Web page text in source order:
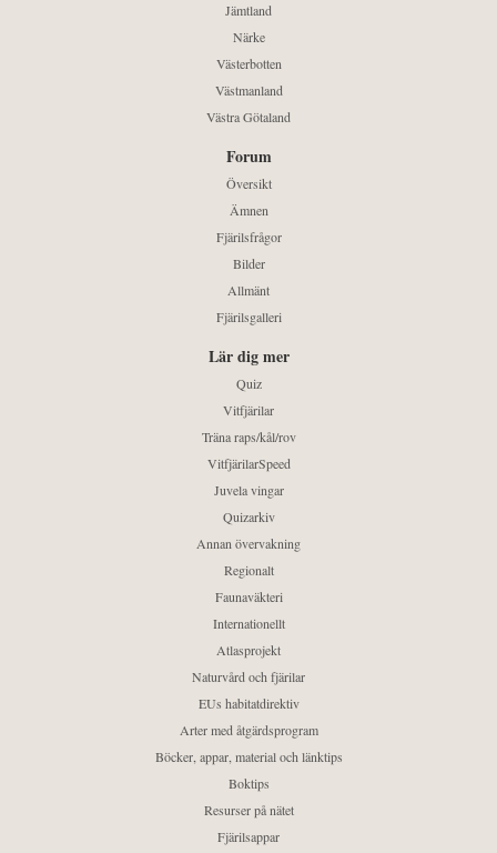
Jämtland
Närke
Västerbotten
Västmanland
Västra Götaland
Forum
Översikt
Ämnen
Fjärilsfrågor
Bilder
Allmänt
Fjärilsgalleri
Lär dig mer
Quiz
Vitfjärilar
Träna raps/kål/rov
VitfjärilarSpeed
Juvela vingar
Quizarkiv
Annan övervakning
Regionalt
Faunaväkteri
Internationellt
Atlasprojekt
Naturvård och fjärilar
EUs habitatdirektiv
Arter med åtgärdsprogram
Böcker, appar, material och länktips
Boktips
Resurser på nätet
Fjärilsappar